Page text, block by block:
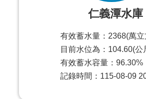
仁義潭水庫
有效蓄水量：2368(萬
目前水位為：104.60(公
有效蓄水容量：96.30%
記錄時間：115-08-09